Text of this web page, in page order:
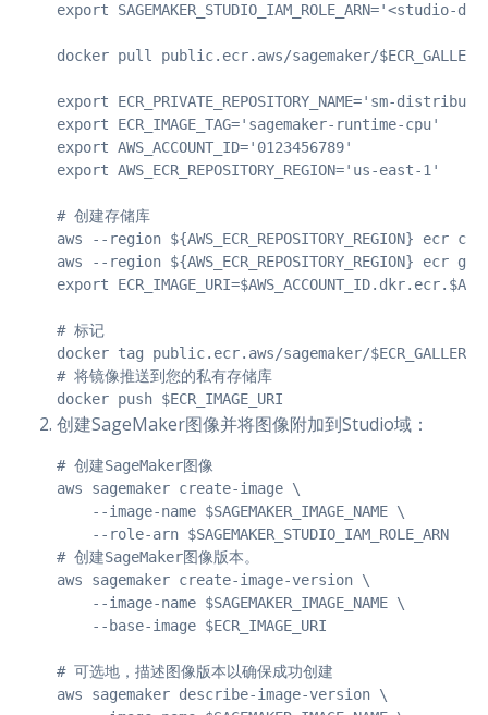
export
docker pull public.ecr.aws/sagemaker/
export ECR_PRIVATE_REPOSITORY_NAME='sm-
export ECR_IMAGE_TAG='sagemaker-runtime-cpu'
export AWS_ACCOUNT_ID='0123456789'
export AWS_ECR_REPOSITORY_REGION='us-east-1'
# 创建存储库
aws --region ${AWS_ECR_REPOSITORY_REGION} ecr
aws --region ${AWS_ECR_REPOSITORY_REGION} ecr
export
# 标记
docker tag public.ecr.aws/sagemaker/
# 将镜像推送到您的私有存储库
docker push $ECR_IMAGE_URI
创建SageMaker图像并将图像附加到Studio域：
# 创建SageMaker图像
aws sagemaker create-image \
    --image-name $SAGEMAKER_IMAGE_NAME \
    --role-arn $SAGEMAKER_STUDIO_IAM_ROLE_ARN
# 创建SageMaker图像版本。
aws sagemaker create-image-version \
    --image-name $SAGEMAKER_IMAGE_NAME \
    --base-image $ECR_IMAGE_URI
# 可选地，描述图像版本以确保成功创建
aws sagemaker describe-image-version \